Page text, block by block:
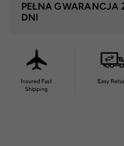
PEŁNA GWARANCJA
DNI